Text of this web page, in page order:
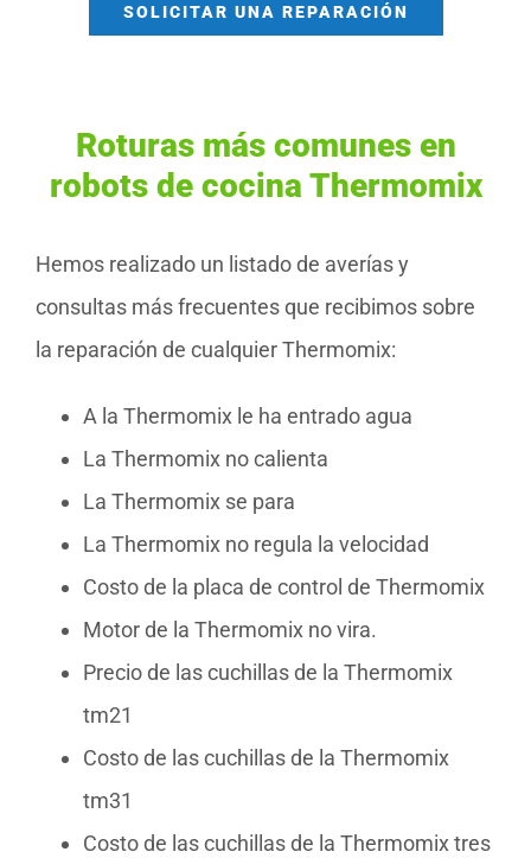
SOLICITAR UNA REPARACIÓN
Roturas más comunes en
robots de cocina Thermomix
Hemos realizado un listado de averías y
consultas más frecuentes que recibimos sobre
la reparación de cualquier Thermomix:
A la Thermomix le ha entrado agua
La Thermomix no calienta
La Thermomix se para
La Thermomix no regula la velocidad
Costo de la placa de control de Thermomix
Motor de la Thermomix no vira.
Precio de las cuchillas de la Thermomix
tm21
Costo de las cuchillas de la Thermomix
tm31
Costo de las cuchillas de la Thermomix tres